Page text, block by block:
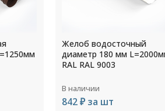
Экран для кондиционера с
ламелями П2
В наличии
4 876 ₽ за шт